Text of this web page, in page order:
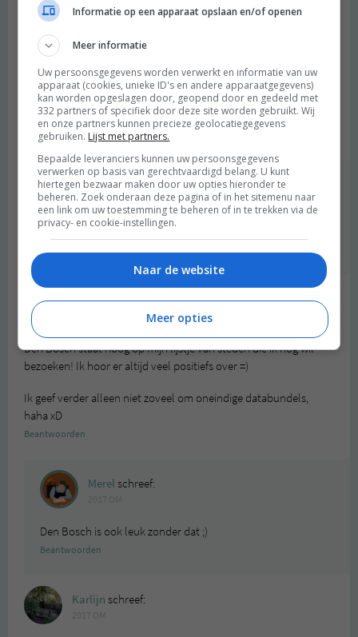
Niet omdat ik er zelf ruim 20 jaar heb gewoond (ik woon nu 5 km
Er gebeurd van alles, er komen allerlei hippe winkeltjes en
eettentjes en het blijft een gemoedelijke stad.
Alles is te lopen, de mensen zijn super gezellig en de sfeer is niet
zo hectisch als bv in Amsterdam.
Dus kom vooral terug Merel :-)
Beantwoorden
Merel schreef:
2017 OM
Oh ik kom zéker nog eens terug! Misschien in het voorjaar :)
Beantwoorden
Marjolijnschreef:
Den Bosch staat hoog op mijn lijstje van steden die ik nog wil
bezoeken! Ik hoor er altijd veel positiefs over =)
Ik geef verder alleen niet zoveel om oneindige databundels,
haha xD
Beantwoorden
Merel schreef:
Den Bosch is ook leuk zonder dat ;)
Beantwoorden
Karlijn schreef:
Informatie op een apparaat opslaan en/of openen
Meer informatie
Uw persoonsgegevens worden verwerkt en informatie van uw
apparaat (cookies, unieke ID's en andere apparaatgegevens)
kan worden opgeslagen door, geopend door en gedeeld met
332 partners of specifiek door deze site worden gebruikt. Wij
en onze partners kunnen precieze geolocatiegegevens
gebruiken. Lijst met partners.
Bepaalde leveranciers kunnen uw persoonsgegevens
verwerken op basis van gerechtvaardigd belang. U kunt
hiertegen bezwaar maken door uw opties hieronder te
beheren. Zoek onderaan deze pagina of in het sitemenu naar
een link om uw toestemming te beheren of in te trekken via de
privacy- en cookie-instellingen.
Naar de website
Meer opties